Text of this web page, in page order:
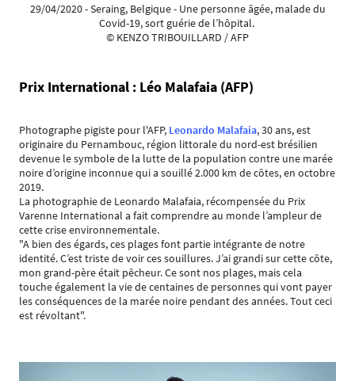
29/04/2020 - Seraing, Belgique - Une personne âgée, malade du
Covid-19, sort guérie de l’hôpital.
© KENZO TRIBOUILLARD / AFP
Prix International : Léo Malafaia (AFP)
Photographe pigiste pour l'AFP, Leonardo Malafaia,30 ans, est
originaire du Pernambouc, région littorale du nord-est brésilien
devenue le symbole de la lutte de la population contre une marée
noire d’origine inconnue qui a souillé 2.000 km de côtes, en octobre
2019.
La photographie de Leonardo Malafaia, récompensée du Prix
Varenne International a fait comprendre au monde l’ampleur de
cette crise environnementale.
"A bien des égards, ces plages font partie intégrante de notre
identité. C’est triste de voir ces souillures. J’ai grandi sur cette côte,
mon grand-père était pêcheur. Ce sont nos plages, mais cela
touche également la vie de centaines de personnes qui vont payer
les conséquences de la marée noire pendant des années. Tout ceci
est révoltant".